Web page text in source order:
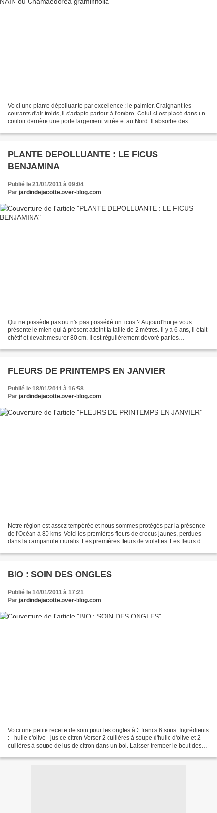
Voici une plante dépolluante par excellence : le palmier. Craignant les
courants d'air froids, il s'adapte partout à l'ombre. Celui-ci est placé dans un
couloir derrière une porte largement vitrée et au Nord. Il absorbe des
PLANTE DEPOLLUANTE : LE FICUS
BENJAMINA
Publié le 21/01/2011 à 09:04
Par jardindejacotte.over-blog.com
Qui ne possède pas ou n'a pas possédé un ficus ? Aujourd'hui je vous
présente le mien qui à présent atteint la taille de 2 mètres. Il y a 6 ans, il était
chétif et devait mesurer 80 cm. Il est régulièrement dévoré par les
FLEURS DE PRINTEMPS EN JANVIER
Publié le 18/01/2011 à 16:58
Par jardindejacotte.over-blog.com
Notre région est assez tempérée et nous sommes protégés par la présence
de l'Océan à 80 kms. Voici les premières fleurs de crocus jaunes, perdues
dans la campanule muralis. Les premières fleurs de violettes. Les fleurs du
BIO : SOIN DES ONGLES
Publié le 14/01/2011 à 17:21
Par jardindejacotte.over-blog.com
Voici une petite recette de soin pour les ongles à 3 francs 6 sous. Ingrédients
: - huile d'olive - jus de citron Verser 2 cuillères à soupe d'huile d'olive et 2
cuillères à soupe de jus de citron dans un bol. Laisser tremper le bout des